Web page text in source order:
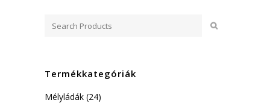
Termékkategóriák
Mélyládák (24)